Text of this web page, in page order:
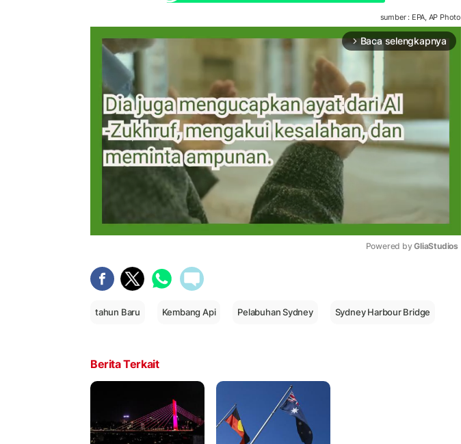
sumber : EPA, AP Photo
arrow_forward_ios Baca selengkapnya
Powered by GliaStudios
tahun Baru Kembang Api Pelabuhan Sydney Sydney Harbour Bridge
Berita Terkait